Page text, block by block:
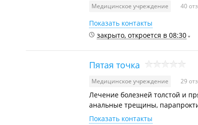
Медицинское учреждение 40
Показать контакты
закрыто, откроется в 08:30
Пятая точка
Медицинское учреждение 29
Лечение болезней толстой и
анальные трещины,
Показать контакты